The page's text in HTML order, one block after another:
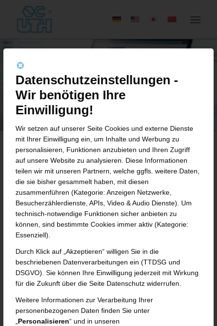
BEWERBUNGSFORMULAR
IT-TEAMLEITUNG (M/W/D)
Bitte füllen Sie für Ihre Bewerbung das
Formular aus
Datenschutzeinstellungen -
Wir benötigen Ihre
Einwilligung!
Wir setzen auf unserer Seite Cookies und externe Dienste
mit Ihrer Einwilligung ein, um Inhalte und Werbung zu
personalisieren, Funktionen anzubieten und Ihren Zugriff
auf unsere Website zu analysieren. Diese Informationen
teilen wir mit unseren Partnern, welche ggfls. weitere Daten,
die sie bisher gesammelt haben, mit diesen
zusammenführen (Kategorie: Anzeigen Netzwerke,
Besucherzählerdienste, APIs, Video & Audio Dienste). Um
technisch-notwendige Funktionen sicher anbieten zu
können, sind bestimmte Cookies immer aktiv (Kategorie:
Essenziell).
Durch Klick auf „Akzeptieren“ willigen Sie in die
beschriebenen Datenverarbeitungen ein (TTDSG und
DSGVO). Sie können Ihre Einwilligung jederzeit mit Wirkung
für die Zukunft über die Seite Datenschutz widerrufen.
Weitere Informationen zur Verarbeitung Ihrer
personenbezogenen Daten finden Sie unter
„Personalisieren“ und in unseren